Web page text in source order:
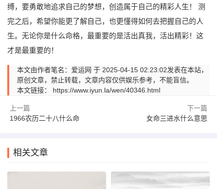
缚，要勇敢地追求自己的梦想，创造属于自己的精彩人生！ 测
完之后，希望你能更了解自己，也更懂得如何去把握自己的人
生。无论你是什么命格，最重要的是活出真我，活出精彩！这
才是最重要的！
本文由作者笔名：爱运网 于 2025-04-15 02:23:02发表在本站，
原创文章，禁止转载，文章内容仅供娱乐参考，不能盲信。
本文链接： https://www.iyun.la/wen/40346.html
上一篇
1966农历二十八什么命
下一篇
女命三进水什么意思
相关文章